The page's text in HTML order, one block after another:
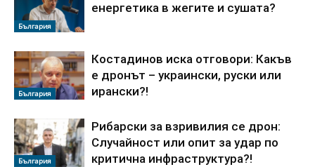
България
енергетика в жегите и сушата?
България
Костадинов иска отговори: Какъв
е дронът – украински, руски или
ирански?!
България
Рибарски за взривилия се дрон:
Случайност или опит за удар по
критична инфраструктура?!